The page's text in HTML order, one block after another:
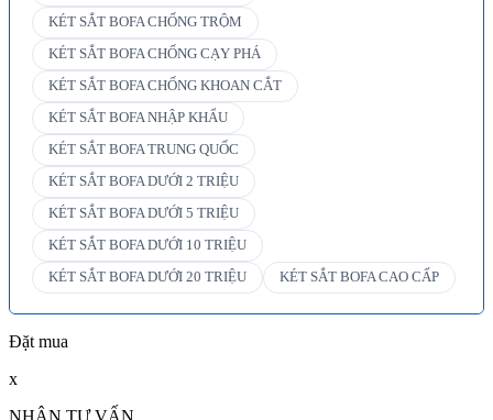
KÉT SẮT BOFA CHỐNG TRỘM
KÉT SẮT BOFA CHỐNG CẠY PHÁ
KÉT SẮT BOFA CHỐNG KHOAN CẮT
KÉT SẮT BOFA NHẬP KHẨU
KÉT SẮT BOFA TRUNG QUỐC
KÉT SẮT BOFA DƯỚI 2 TRIỆU
KÉT SẮT BOFA DƯỚI 5 TRIỆU
KÉT SẮT BOFA DƯỚI 10 TRIỆU
KÉT SẮT BOFA DƯỚI 20 TRIỆU KÉT SẮT BOFA CAO CẤP
Đặt mua
x